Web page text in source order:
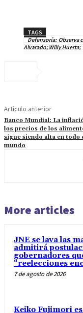
TAGS
Defensoría; Observa
Alvarado; Willy Huerta;
Artículo anterior
Banco Mundial: La
los precios de los
sigue siendo alta en todo
mundo
More articles
JNE se lava las
admitirá
gobernadores
“reelecciones
7 de agosto de 2026
Keiko Fujimori